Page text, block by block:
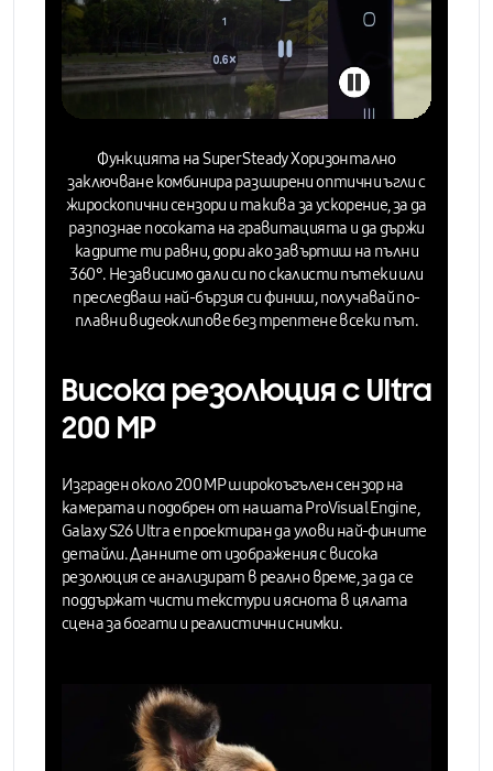
Функцията на Super SteadyХоризонтално
заключванекомбинира разширени оптични ъгли с
жироскопични сензори и такива за ускорение, за да
разпознае посоката на гравитацията ида държи
кадрите ти равни,дори ако завъртиш на пълни
360°. Независимо дали си по скалисти пътеки или
преследваш най-бързия си финиш, получавай по-
плавни видеоклипове без трептене всеки път.
Висока резолюция с Ultra
200 MP
Изграден около200 MP широкоъгъленсензор на
камерата и подобрен от нашата ProVisual Engine,
Galaxy S26 Ultra е проектиран даулови най-фините
детайли.Данните от изображения с висока
резолюция се анализират в реално време, за да се
поддържат чисти текстури и яснота в цялата
сцена за богати и реалистични снимки.